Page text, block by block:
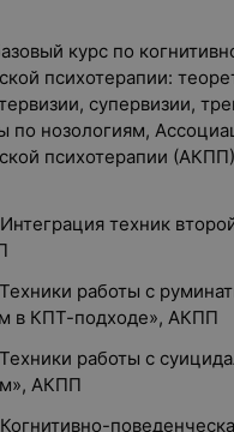
курс по
психотерапии:
супервизии,
по нозологиям,
психотерапии
техник
работы с
в КПТ-подходе», АКПП
работы с
АКПП